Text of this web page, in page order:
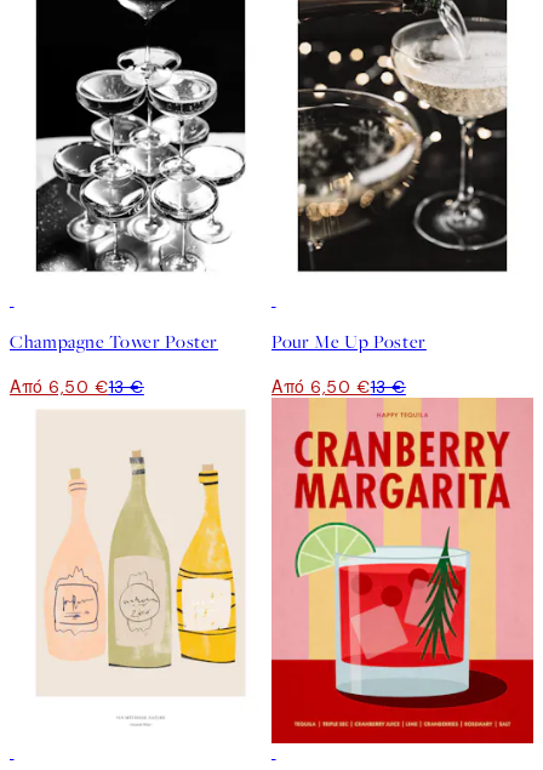
Champagne Tower Poster
Από 6,50 €13 €
Pour Me Up Poster
Από 6,50 €13 €